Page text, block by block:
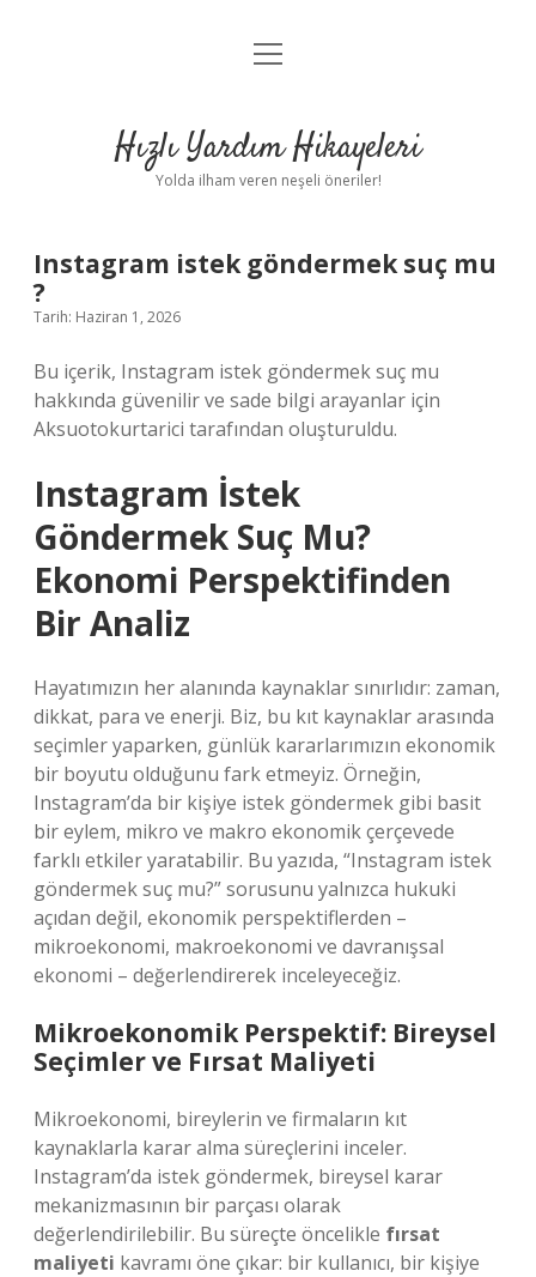
Anasayfa
Yasal Uyarı
menüyü
Hızlı Yardım Hikayeleri
Yolda ilham veren neşeli öneriler!
Instagram istek göndermek suç mu
?
Tarih: Haziran 1, 2026
Bu içerik, Instagram istek göndermek suç mu
hakkında güvenilir ve sade bilgi arayanlar için
Aksuotokurtarici tarafından oluşturuldu.
Instagram İstek
Göndermek Suç Mu?
Ekonomi Perspektifinden
Bir Analiz
Hayatımızın her alanında kaynaklar sınırlıdır: zaman,
dikkat, para ve enerji. Biz, bu kıt kaynaklar arasında
seçimler yaparken, günlük kararlarımızın ekonomik
bir boyutu olduğunu fark etmeyiz. Örneğin,
Instagram’da bir kişiye istek göndermek gibi basit
bir eylem, mikro ve makro ekonomik çerçevede
farklı etkiler yaratabilir. Bu yazıda, “Instagram istek
göndermek suç mu?” sorusunu yalnızca hukuki
açıdan değil, ekonomik perspektiflerden –
mikroekonomi, makroekonomi ve davranışsal
ekonomi – değerlendirerek inceleyeceğiz.
Mikroekonomik Perspektif: Bireysel
Seçimler ve Fırsat Maliyeti
Mikroekonomi, bireylerin ve firmaların kıt
kaynaklarla karar alma süreçlerini inceler.
Instagram’da istek göndermek, bireysel karar
mekanizmasının bir parçası olarak
değerlendirilebilir. Bu süreçte öncelikle fırsat
maliyeti kavramı öne çıkar: bir kullanıcı, bir kişiye